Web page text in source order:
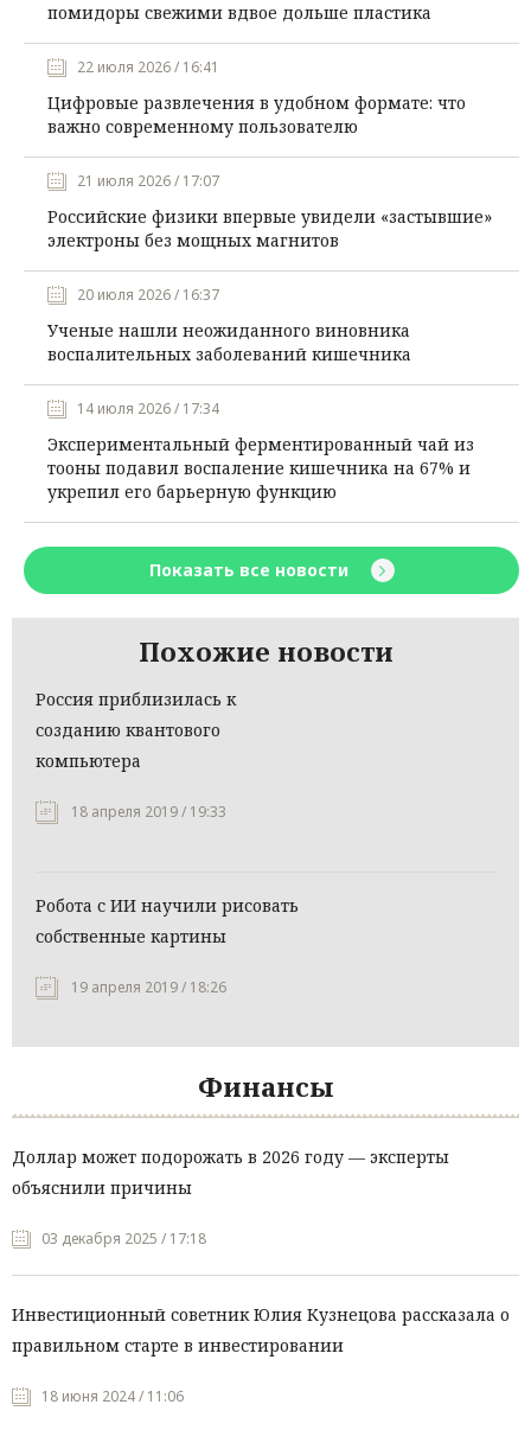
помидоры свежими вдвое дольше пластика
22 июля 2026 / 16:41
Цифровые развлечения в удобном формате: что
важно современному пользователю
21 июля 2026 / 17:07
Российские физики впервые увидели «застывшие»
электроны без мощных магнитов
20 июля 2026 / 16:37
Ученые нашли неожиданного виновника
воспалительных заболеваний кишечника
14 июля 2026 / 17:34
Экспериментальный ферментированный чай из
тооны подавил воспаление кишечника на 67% и
укрепил его барьерную функцию
Показать все новости
Похожие новости
Россия приблизилась к
созданию квантового
компьютера
18 апреля 2019 / 19:33
Робота с ИИ научили рисовать
собственные картины
19 апреля 2019 / 18:26
Финансы
Доллар может подорожать в 2026 году — эксперты
объяснили причины
03 декабря 2025 / 17:18
Инвестиционный советник Юлия Кузнецова рассказала о
правильном старте в инвестировании
18 июня 2024 / 11:06